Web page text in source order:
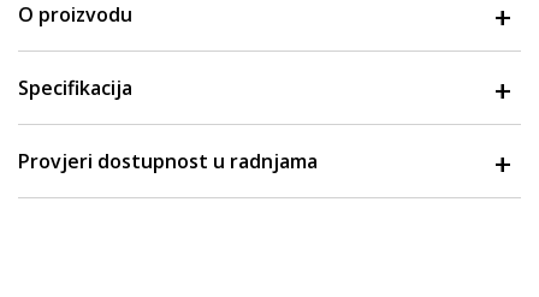
O proizvodu
Specifikacija
Provjeri dostupnost u radnjama